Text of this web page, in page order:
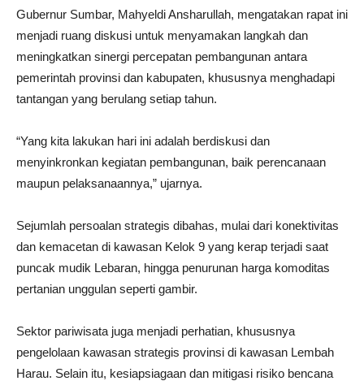
Gubernur Sumbar, Mahyeldi Ansharullah, mengatakan rapat ini
menjadi ruang diskusi untuk menyamakan langkah dan
meningkatkan sinergi percepatan pembangunan antara
pemerintah provinsi dan kabupaten, khususnya menghadapi
tantangan yang berulang setiap tahun.
“Yang kita lakukan hari ini adalah berdiskusi dan
menyinkronkan kegiatan pembangunan, baik perencanaan
maupun pelaksanaannya,” ujarnya.
Sejumlah persoalan strategis dibahas, mulai dari konektivitas
dan kemacetan di kawasan Kelok 9 yang kerap terjadi saat
puncak mudik Lebaran, hingga penurunan harga komoditas
pertanian unggulan seperti gambir.
Sektor pariwisata juga menjadi perhatian, khususnya
pengelolaan kawasan strategis provinsi di kawasan Lembah
Harau. Selain itu, kesiapsiagaan dan mitigasi risiko bencana